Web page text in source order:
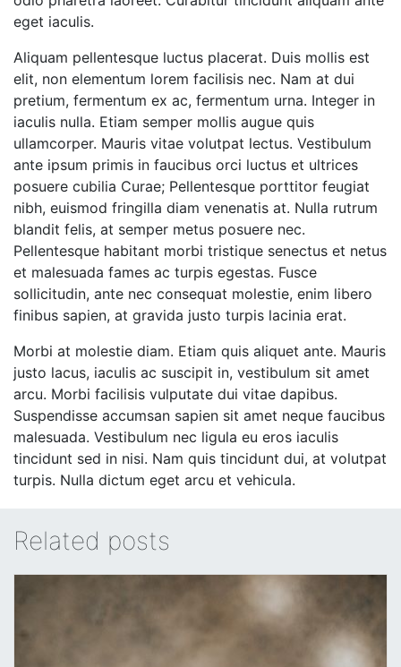
eget iaculis.
Aliquam pellentesque luctus placerat. Duis mollis est
elit, non elementum lorem facilisis nec. Nam at dui
pretium, fermentum ex ac, fermentum urna. Integer in
iaculis nulla. Etiam semper mollis augue quis
ullamcorper. Mauris vitae volutpat lectus. Vestibulum
ante ipsum primis in faucibus orci luctus et ultrices
posuere cubilia Curae; Pellentesque porttitor feugiat
nibh, euismod fringilla diam venenatis at. Nulla rutrum
blandit felis, at semper metus posuere nec.
Pellentesque habitant morbi tristique senectus et netus
et malesuada fames ac turpis egestas. Fusce
sollicitudin, ante nec consequat molestie, enim libero
finibus sapien, at gravida justo turpis lacinia erat.
Morbi at molestie diam. Etiam quis aliquet ante. Mauris
justo lacus, iaculis ac suscipit in, vestibulum sit amet
arcu. Morbi facilisis vulputate dui vitae dapibus.
Suspendisse accumsan sapien sit amet neque faucibus
malesuada. Vestibulum nec ligula eu eros iaculis
tincidunt sed in nisi. Nam quis tincidunt dui, at volutpat
turpis. Nulla dictum eget arcu et vehicula.
Related posts